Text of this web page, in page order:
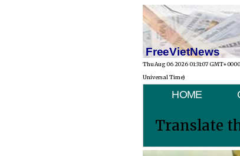
FreeVietNews
Thu Aug 06 2026 01:31:07
Universal Time)
HOME
Translate